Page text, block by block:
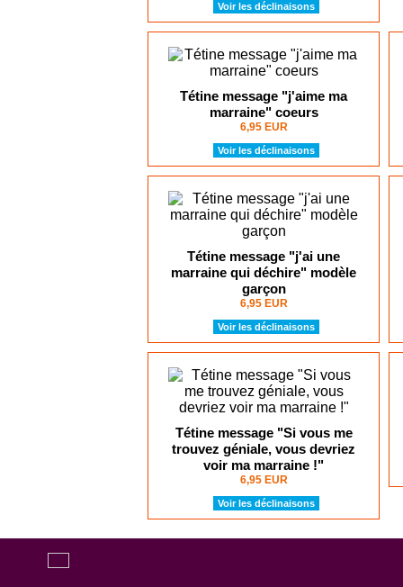
Voir les déclinaisons
Tétine message "j'aime ma
marraine" coeurs
6,95 EUR
Voir les déclinaisons
Tétine message "j'ai une
marraine qui déchire" modèle
garçon
6,95 EUR
Voir les déclinaisons
Tétine message "Si vous me
trouvez géniale, vous devriez
voir ma marraine !"
6,95 EUR
Voir les déclinaisons